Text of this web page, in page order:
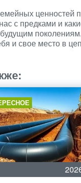
ценностей
с предками и
и свое место в